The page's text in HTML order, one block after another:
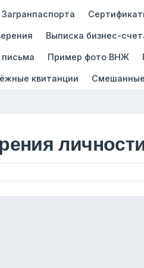
Загранпаспорта
Выписка бизнес-
Пример фото ВНЖ
квитанции